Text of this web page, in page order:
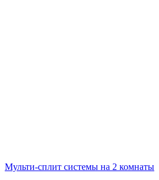
Мульти-сплит системы на 2 комнаты